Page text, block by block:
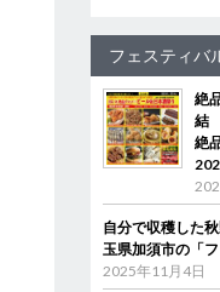
フェスティバ
絶
結
絶
自分で収穫した
玉県加須市の「
2025年11月4日